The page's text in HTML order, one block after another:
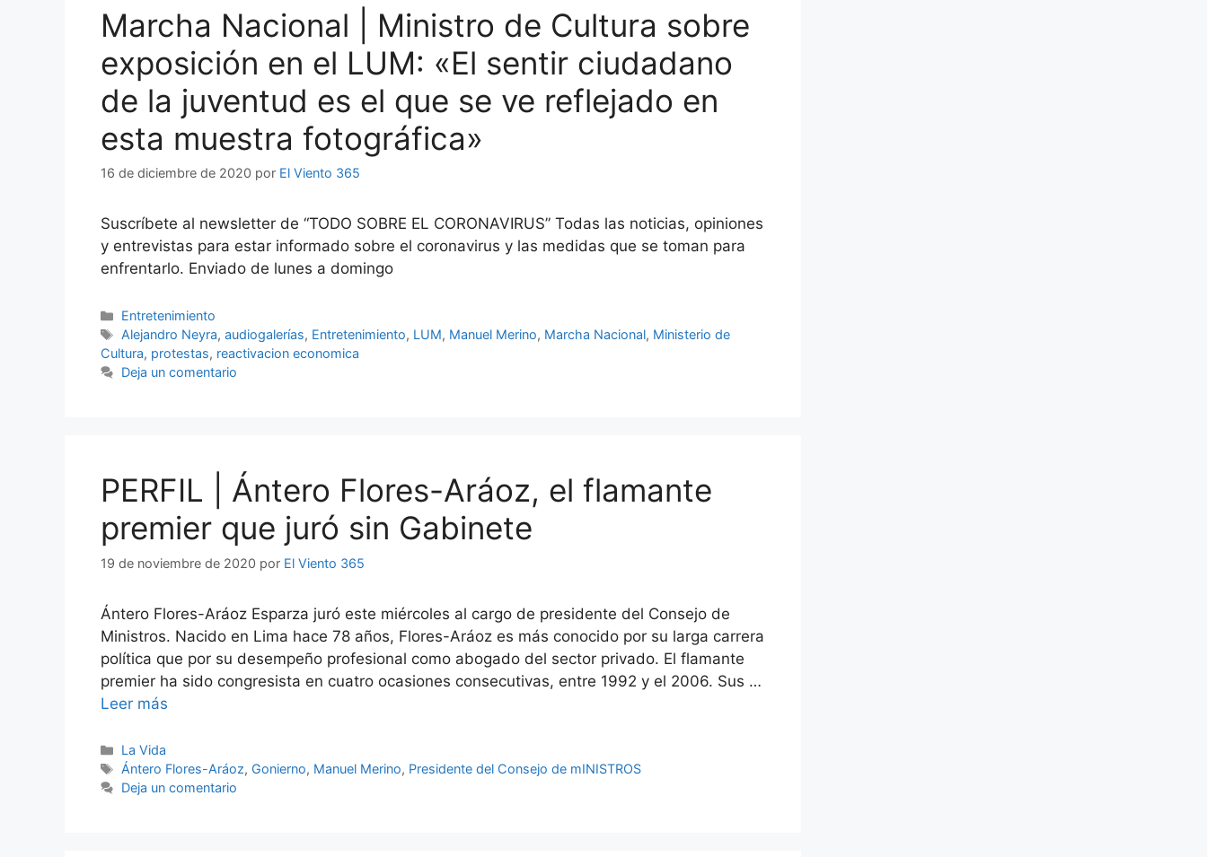
Marcha Nacional | Ministro de Cultura sobre
exposición en el LUM: «El sentir ciudadano
de la juventud es el que se ve reflejado en
esta muestra fotográfica»
16 de diciembre de 2020 por El Viento 365
Suscríbete al newsletter de “TODO SOBRE EL CORONAVIRUS” Todas las noticias, opiniones
y entrevistas para estar informado sobre el coronavirus y las medidas que se toman para
enfrentarlo. Enviado de lunes a domingo
Categorías
Entretenimiento
Etiquetas
Alejandro Neyra,audiogalerías, Entretenimiento, LUM, Manuel Merino, Marcha Nacional, Ministerio de
Cultura, protestas, reactivacion economica
Deja un comentario
PERFIL | Ántero Flores-Aráoz, el flamante
premier que juró sin Gabinete
19 de noviembre de 2020 por El Viento 365
Ántero Flores-Aráoz Esparza juró este miércoles al cargo de presidente del Consejo de
Ministros. Nacido en Lima hace 78 años, Flores-Aráoz es más conocido por su larga carrera
política que por su desempeño profesional como abogado del sector privado. El flamante
premier ha sido congresista en cuatro ocasiones consecutivas, entre 1992 y el 2006. Sus …
Leer más
Categorías
La Vida
Etiquetas
Ántero Flores-Aráoz, Gonierno, Manuel Merino, Presidente del Consejo de mINISTROS
Deja un comentario